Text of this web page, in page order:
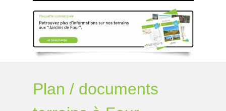
Plan / documents